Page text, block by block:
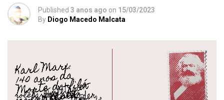
Published 3 anos ago on 15/03/2023
By Diogo Macedo Malcata